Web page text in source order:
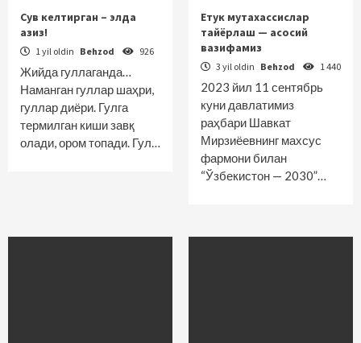
Сув келтирган – элда
азиз!
1 yil oldin Behzod 926
Жийда гуллаганда…
Наманган гуллар шаҳри,
гуллар диёри. Гулга
термилган киши завқ
олади, ором топади. Гул…
Етук мутахассислар
тайёрлаш — асосий
вазифамиз
3 yil oldin Behzod 1 440
2023 йил 11 сентябрь
куни давлатимиз
раҳбари Шавкат
Мирзиёевнинг махсус
фармони билан
“Ўзбекистон — 2030”…